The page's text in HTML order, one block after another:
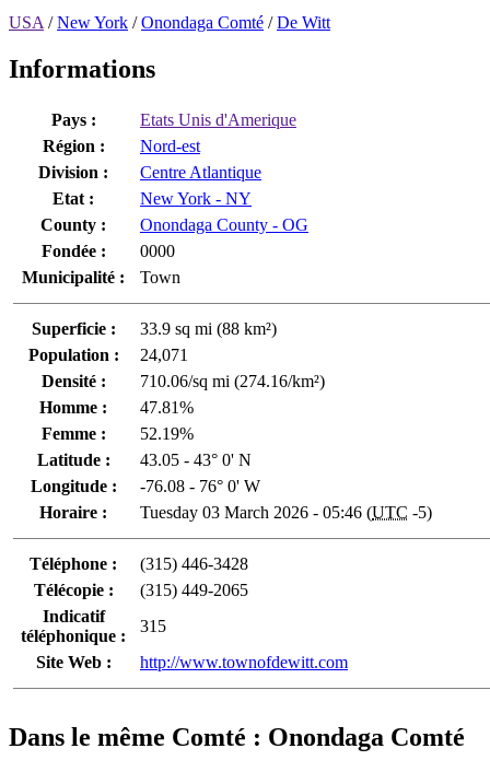
USA /New York /Onondaga Comté /De Witt
Informations
Pays :
Etats Unis d'Amerique
Région :
Nord-est
Division :
Centre Atlantique
Etat :
New York - NY
County :
Onondaga County - OG
Fondée :
0000
Municipalité :
Town
Superficie :
33.9 sq mi (88 km²)
Population :
24,071
Densité :
710.06/sq mi (274.16/km²)
Homme :
47.81%
Femme :
52.19%
Latitude :
43.05 - 43° 0' N
Longitude :
-76.08 - 76° 0' W
Horaire :
Tuesday 03 March 2026 - 05:46 (UTC -5)
Téléphone :
(315) 446-3428
Télécopie :
(315) 449-2065
Indicatif
téléphonique :
315
Site Web :
http://www.townofdewitt.com
Dans le même Comté : Onondaga Comté